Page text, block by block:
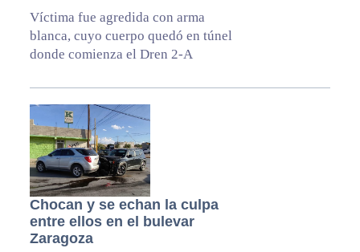
Víctima fue agredida con arma
blanca, cuyo cuerpo quedó en túnel
donde comienza el Dren 2-A
Chocan y se echan la culpa
entre ellos en el bulevar
Zaragoza